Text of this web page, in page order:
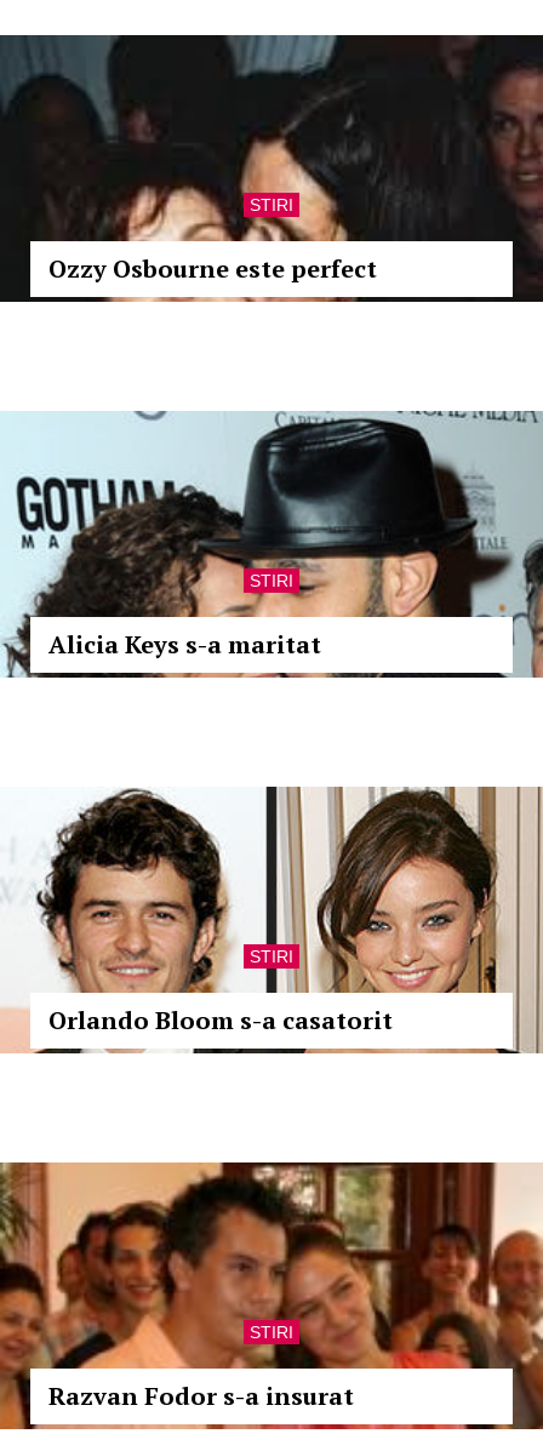
STIRI
Ozzy Osbourne este perfect
STIRI
Alicia Keys s-a maritat
STIRI
Orlando Bloom s-a casatorit
STIRI
Razvan Fodor s-a insurat